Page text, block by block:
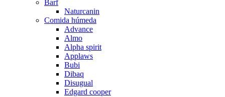
Barf
Naturcanin
Comida húmeda
Advance
Almo
Alpha spirit
Applaws
Bubi
Dibaq
Disugual
Edgard cooper